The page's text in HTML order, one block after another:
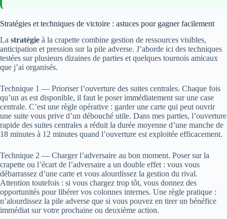
Stratégies et techniques de victoire : astuces pour gagner facilement
La stratégie à la crapette combine gestion de ressources visibles,
anticipation et pression sur la pile adverse. J’aborde ici des techniques
testées sur plusieurs dizaines de parties et quelques tournois amicaux
que j’ai organisés.
Technique 1 — Prioriser l’ouverture des suites centrales. Chaque fois
qu’un as est disponible, il faut le poser immédiatement sur une case
centrale. C’est une règle opérative : garder une carte qui peut ouvrir
une suite vous prive d’un débouché utile. Dans mes parties, l’ouverture
rapide des suites centrales a réduit la durée moyenne d’une manche de
18 minutes à 12 minutes quand l’ouverture est exploitée efficacement.
Technique 2 — Charger l’adversaire au bon moment. Poser sur la
crapette ou l’écart de l’adversaire a un double effet : vous vous
débarrassez d’une carte et vous alourdissez la gestion du rival.
Attention toutefois : si vous chargez trop tôt, vous donnez des
opportunités pour libérer vos colonnes internes. Une règle pratique :
n’alourdissez la pile adverse que si vous pouvez en tirer un bénéfice
immédiat sur votre prochaine ou deuxième action.